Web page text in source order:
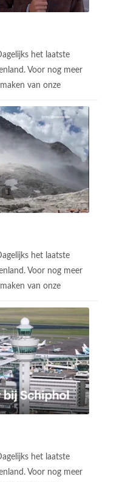
Dagelijks het laatste
Voor nog meer
van onze
Dagelijks het laatste
Voor nog meer
van onze
Dagelijks het laatste
Voor nog meer